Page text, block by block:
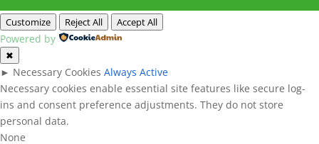
Customize Reject All Accept All
Powered by
✖
► Necessary Cookies Always Active
Necessary cookies enable essential site features like secure log-
ins and consent preference adjustments. They do not store
personal data.
None